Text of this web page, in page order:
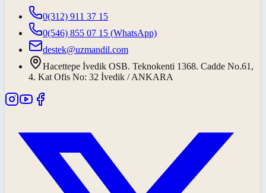
0(312) 911 37 15
0(546) 855 07 15 (WhatsApp)
destek@uzmandil.com
Hacettepe İvedik OSB. Teknokenti 1368. Cadde No.61,
4. Kat Ofis No: 32 İvedik / ANKARA